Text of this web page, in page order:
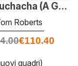
Una Muchacha (A Girl)
Roberts
€110.40
quadri)